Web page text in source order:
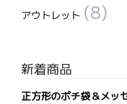
アウトレット (8)
新着商品
正方形のポチ袋＆メッ